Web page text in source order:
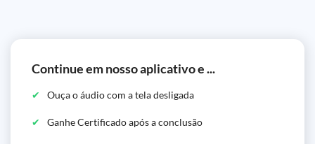
Continue em nosso aplicativo e ...
Ouça o áudio com a tela desligada
Ganhe Certificado após a conclusão